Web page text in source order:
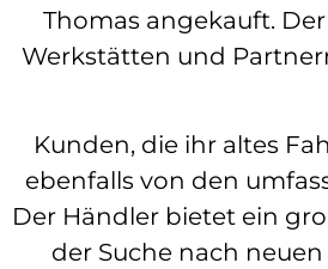
Thomas angekauft.
Werkstätten und
Kunden, die ihr altes
ebenfalls von den
Der Händler bietet ein
der Suche nach